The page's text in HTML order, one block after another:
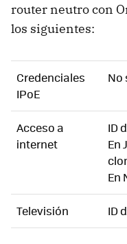
router neutro con
los siguientes:
Credenciales
IPoE
No
Acceso a
internet
ID
En
En
Televisión ID